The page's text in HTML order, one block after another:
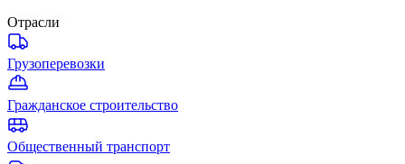
Отрасли
Грузоперевозки
Гражданское строительство
Общественный транспорт